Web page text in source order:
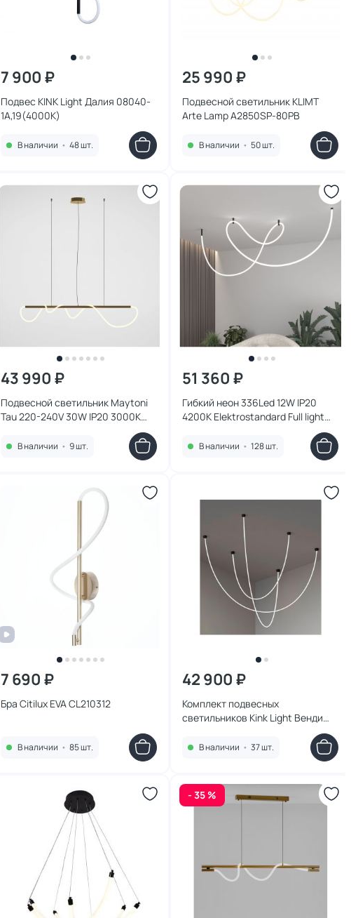
7 900 ₽
Подвес KINK Light Далия 08040-
1A,19(4000K)
В наличии • 48 шт.
25 990 ₽
Подвесной светильник KLIMT
Arte Lamp A2850SP-80PB
В наличии • 50 шт.
43 990 ₽
Подвесной светильник Maytoni
Tau 220-240V 30W IP20 3000K
В наличии • 9 шт.
51 360 ₽
Гибкий неон 336Led 12W IP20
4200K Elektrostandard Full light
В наличии • 128 шт.
7 690 ₽
Бра Citilux EVA CL210312
В наличии • 85 шт.
42 900 ₽
Комплект подвесных
светильников Kink Light Венди
L200, L300, L400) Led 216w
(3000-6000K) диммируемый, с
6000K)
В наличии • 37 шт.
- 35 %